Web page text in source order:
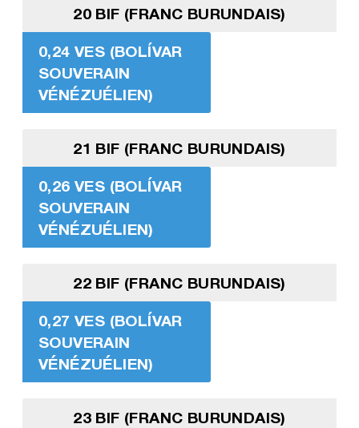
20 BIF (FRANC BURUNDAIS)
0,24 VES (BOLÍVAR
SOUVERAIN
VÉNÉZUÉLIEN)
21 BIF (FRANC BURUNDAIS)
0,26 VES (BOLÍVAR
SOUVERAIN
VÉNÉZUÉLIEN)
22 BIF (FRANC BURUNDAIS)
0,27 VES (BOLÍVAR
SOUVERAIN
VÉNÉZUÉLIEN)
23 BIF (FRANC BURUNDAIS)